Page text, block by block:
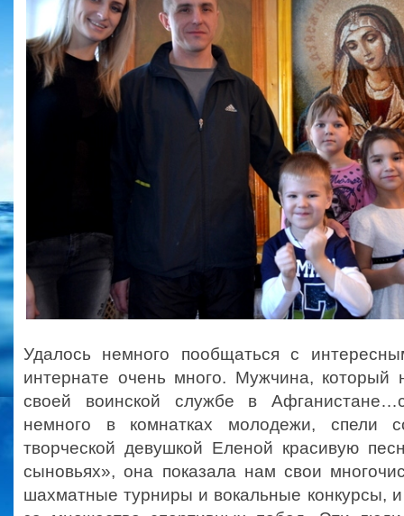
Удалось немного пообщаться с
интернате очень много. Мужчина, который
своей воинской службе в
немного в комнатках молодежи, спели
творческой девушкой Еленой красивую
сыновьях», она показала нам свои
шахматные турниры и вокальные конкурсы,